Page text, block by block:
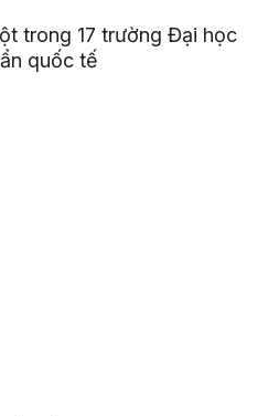
trong 17 trường Đại học
quốc tế